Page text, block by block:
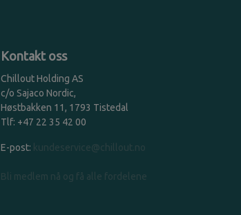
Kontakt oss
Chillout Holding AS
c/o Sajaco Nordic,
Høstbakken 11, 1793 Tistedal
Tlf: +47 22 35 42 00
E-post: kundeservice@chillout.no
Bli medlem nå og få alle fordelene